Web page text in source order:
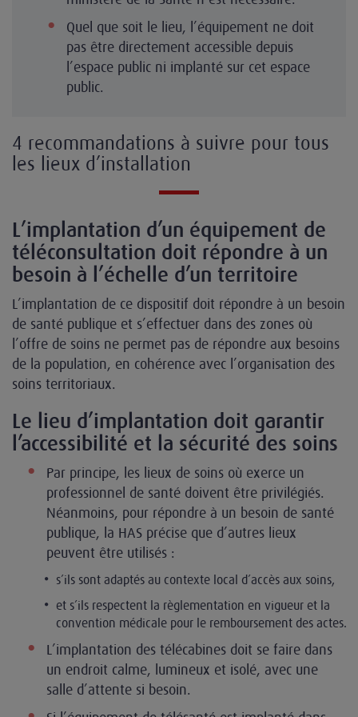
Quel que soit le lieu, l’équipement ne doit
pas être directement accessible depuis
l’espace public ni implanté sur cet espace
public.
4 recommandations à suivre pour tous
les lieux d’installation
L’implantation d’un équipement de
téléconsultation doit répondre à un
besoin à l’échelle d’un territoire
L’implantation de ce dispositif doit répondre à un besoin
de santé publique et s’effectuer dans des zones où
l’offre de soins ne permet pas de répondre aux besoins
de la population, en cohérence avec l’organisation des
soins territoriaux.
Le lieu d’implantation doit garantir
l’accessibilité et la sécurité des soins
Par principe, les lieux de soins où exerce un
professionnel de santé doivent être privilégiés.
Néanmoins, pour répondre à un besoin de santé
publique, la HAS précise que d’autres lieux
peuvent être utilisés :
s’ils sont adaptés au contexte local d’accès aux soins,
et s’ils respectent la règlementation en vigueur et la
convention médicale pour le remboursement des actes.
L’implantation des télécabines doit se faire dans
un endroit calme, lumineux et isolé, avec une
salle d’attente si besoin.